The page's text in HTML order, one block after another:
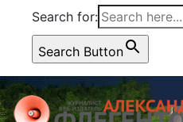
Search for:
Search Button